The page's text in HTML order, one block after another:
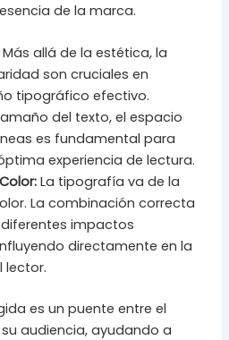
de la marca.
Más allá de la estética, la
son cruciales en
tipográfico efectivo.
del texto, el espacio
es fundamental para
experiencia de lectura.
La tipografía va de la
La combinación correcta
impactos
directamente en la
lector.
es un puente entre el
audiencia, ayudando a